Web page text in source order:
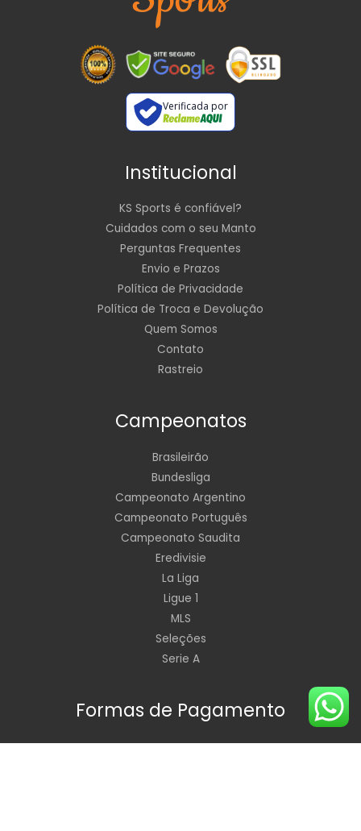
Verificada por
Institucional
KS Sports é confiável?
Cuidados com o seu Manto
Perguntas Frequentes
Envio e Prazos
Política de Privacidade
Política de Troca e Devolução
Quem Somos
Contato
Rastreio
Campeonatos
Brasileirão
Bundesliga
Campeonato Argentino
Campeonato Português
Campeonato Saudita
Eredivisie
La Liga
Ligue 1
MLS
Seleções
Serie A
Formas de Pagamento